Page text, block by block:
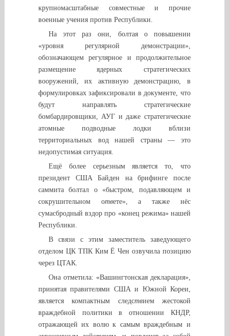
крупномасштабные совместные и прочие
военные учения против Республики.
На этот раз они, болтая о повышении
«уровня регулярной демонстрации»,
обозначающем регулярное и продолжительное
размещение ядерных стратегических
вооружений, их активную демонстрацию, в
формулировках зафиксировали в документе, что
будут направлять стратегические
бомбардировщики, АУГ и даже стратегические
атомные подводные лодки вблизи
территориальных вод нашей страны — это
недопустимая ситуация.
Ещё более серьезным является то, что
президент США Байден на брифинге после
саммита болтал о «быстром, подавляющем и
сокрушительном ответе», а также нёс
сумасбродный вздор про «конец режима» нашей
Республики.
В связи с этим заместитель заведующего
отделом ЦК ТПК Ким Ё Чен озвучила позицию
через ЦТАК.
Она отметила: «Вашингтонская декларация»,
принятая правителями США и Южной Кореи,
является компактным следствием жестокой
враждебной политики в отношении КНДР,
отражающей их волю к самым враждебным и